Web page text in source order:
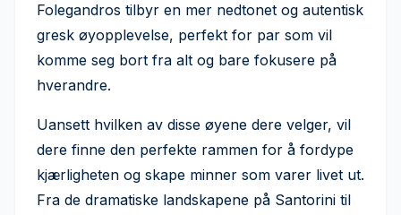
Folegandros tilbyr en mer nedtonet og autentisk
gresk øyopplevelse, perfekt for par som vil
komme seg bort fra alt og bare fokusere på
hverandre.
Uansett hvilken av disse øyene dere velger, vil
dere finne den perfekte rammen for å fordype
kjærligheten og skape minner som varer livet ut.
Fra de dramatiske landskapene på Santorini til